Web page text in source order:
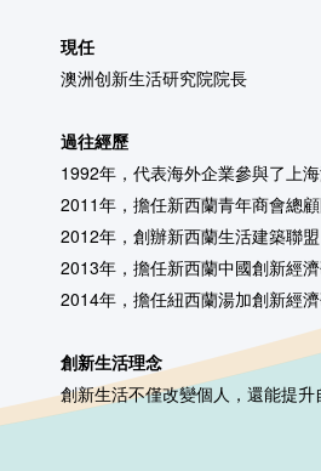
現任
澳洲创新生活研究院院長
過往經歷
1992年，代表海外企業參與了上
2011年，擔任新西蘭青年商會總顧
2012年，創辦新西蘭生活建築聯盟
2013年，擔任新西蘭中國創新經
2014年，擔任紐西蘭湯加創新經
創新生活理念
創新生活不僅改變個人，還能提